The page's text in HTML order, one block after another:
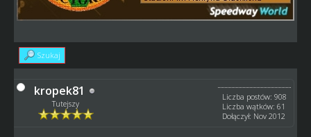
Szukaj
kropek81
Tutejszy
Liczba postów: 908
Liczba wątków: 61
Dołączył: Nov 2012